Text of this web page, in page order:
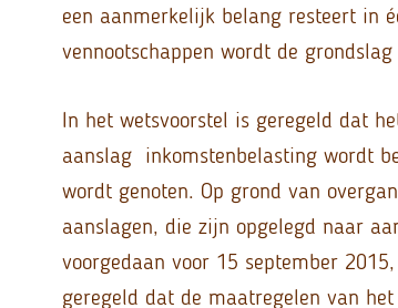
een aanmerkelijk belang resteert in
vennootschappen wordt de
In het wetsvoorstel is geregeld dat
aanslag inkomstenbelasting wordt
wordt genoten. Op grond van
aanslagen, die zijn opgelegd naar
voorgedaan voor 15 september
geregeld dat de maatregelen van